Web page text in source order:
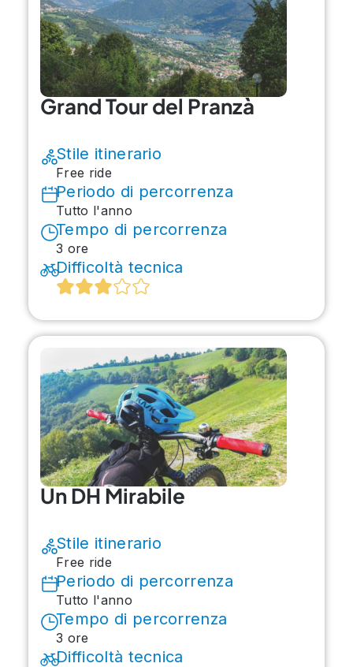
Grand Tour del Pranzà
Stile itinerario
Free ride
Periodo di percorrenza
Tutto l'anno
Tempo di percorrenza
3 ore
Difficoltà tecnica
Un DH Mirabile
Stile itinerario
Free ride
Periodo di percorrenza
Tutto l'anno
Tempo di percorrenza
3 ore
Difficoltà tecnica